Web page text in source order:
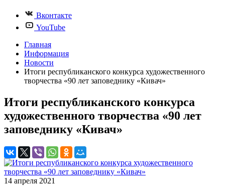
Вконтакте
YouTube
Главная
Информация
Новости
Итоги республиканского конкурса художественного
творчества «90 лет заповеднику «Кивач»
Итоги республиканского конкурса
художественного творчества «90 лет
заповеднику «Кивач»
14 апреля 2021